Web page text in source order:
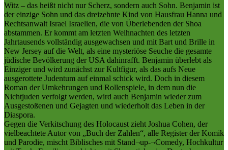
Witz – das heißt nicht nur Scherz, sondern auch Sohn. Benjamin ist
der einzige Sohn und das dreizehnte Kind von Hausfrau Hanna und
Rechtsanwalt Israel Israelien, die von Überlebenden der Shoa
abstammen. Er kommt am letzten Weihnachten des letzten
Jahrtausends vollständig ausgewachsen und mit Bart und Brille in
New Jersey auf die Welt, als eine mysteriöse Seuche die gesamte
jüdische Bevölkerung der USA dahinrafft. Benjamin überlebt als
Einziger und wird zunächst zur Kultfigur, als das aufs Neue
ausgerottete Judentum auf einmal schick wird. Doch in diesem
Roman der Umkehrungen und Rollenspiele, in dem nun die
Nichtjuden verfolgt werden, wird auch Benjamin wieder zum
Ausgestoßenen und Gejagten und wiederholt das Leben in der
Diaspora.
Gegen die Verkitschung des Holocaust zieht Joshua Cohen, der
vielbeachtete Autor von „Buch der Zahlen“, alle Register der Komik
und Parodie, mischt Biblisches mit Stand¬up-¬Comedy, Hochkultur